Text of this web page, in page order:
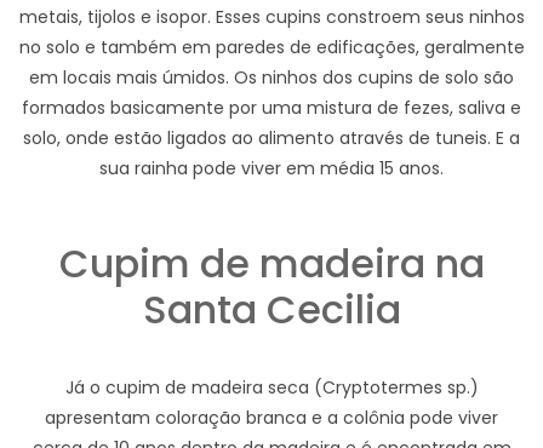
metais, tijolos e isopor. Esses cupins constroem seus ninhos
no solo e também em paredes de edificações, geralmente
em locais mais úmidos. Os ninhos dos cupins de solo são
formados basicamente por uma mistura de fezes, saliva e
solo, onde estão ligados ao alimento através de tuneis. E a
sua rainha pode viver em média 15 anos.
Cupim de madeira na
Santa Cecilia
Já o cupim de madeira seca (Cryptotermes sp.)
apresentam coloração branca e a colônia pode viver